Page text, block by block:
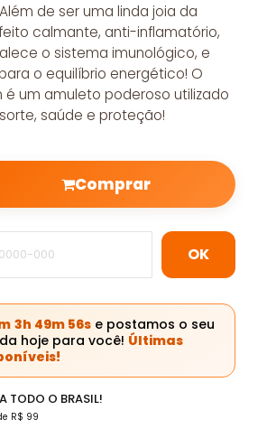
de ser uma linda joia da
calmante, anti-inflamatório,
o sistema imunológico, e
o equilíbrio energético! O
um amuleto poderoso utilizado
saúde e proteção!
Comprar
OK
3h 49m 55s e postamos o seu
hoje para você! Últimas
TODO O BRASIL!
R$ 99